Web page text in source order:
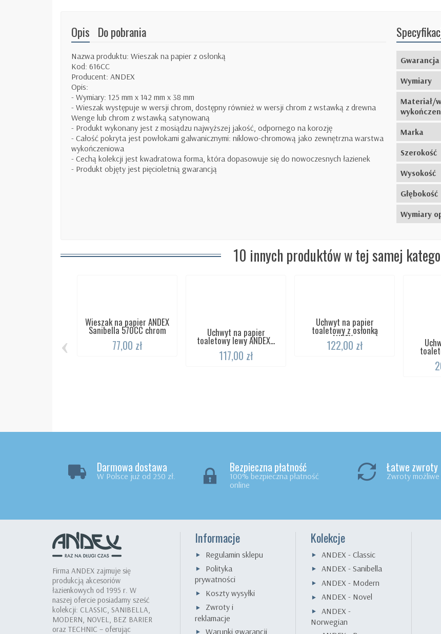
Opis Do pobrania
Nazwa produktu: Wieszak na papier z osłonką
Kod: 616CC
Producent: ANDEX
Opis:
- Wymiary: 125 mm x 142 mm x 38 mm
- Wieszak występuje w wersji chrom, dostępny również w wersji chrom z wstawką z drewna
Wenge lub chrom z wstawką satynowaną
- Produkt wykonany jest z mosiądzu najwyższej jakość, odpornego na korozję
- Całość pokryta jest powłokami galwanicznymi: niklowo-chromową jako zewnętrzna warstwa
wykończeniowa
- Cechą kolekcji jest kwadratowa forma, która dopasowuje się do nowoczesnych łazienek
- Produkt objęty jest pięcioletnią gwarancją
Gwarancja
Wymiary
Materiał/
Marka
Szerokość
Wysokość
Głębokość
Wymiary
10 innych produktów w tej samej
Wieszak na papier ANDEX
Sanibella 570CC chrom
77,00 zł
Uchwyt na papier
toaletowy lewy ANDEX...
117,00 zł
Uchwyt na papier
toaletowy z osłonką
ANDEX...
122,00 zł
‹
Darmowa dostawa
W Polsce już od 250 zł.
Bezpieczna płatność
100% bezpieczna płatność
online
Łatwe zwroty
Zwroty możliwe
Firma ANDEX zajmuje się
produkcją akcesoriów
łazienkowych od 1995 r. W
naszej ofercie posiadamy sześć
kolekcji: CLASSIC, SANIBELLA,
MODERN, NOVEL, BEZ BARIER
oraz TECHNIC – oferując
Informacje
Regulamin sklepu
Polityka
prywatności
Koszty wysyłki
Zwroty i
reklamacje
Warunki gwarancji
Kolekcje
ANDEX - Classic
ANDEX - Sanibella
ANDEX - Modern
ANDEX - Novel
ANDEX -
Norwegian